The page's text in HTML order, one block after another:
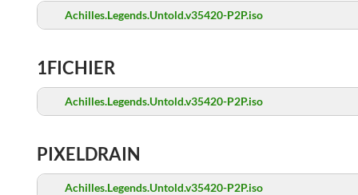
Achilles.Legends.Untold.v35420-P2P.iso
1FICHIER
Achilles.Legends.Untold.v35420-P2P.iso
PIXELDRAIN
Achilles.Legends.Untold.v35420-P2P.iso